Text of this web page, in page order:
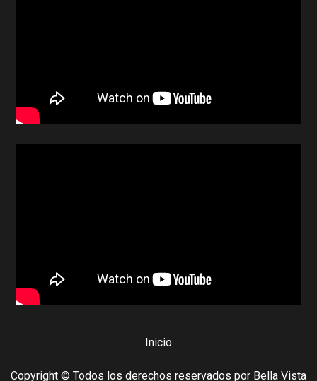
Inicio
Copyright © Todos los derechos reservados por Bella Vista